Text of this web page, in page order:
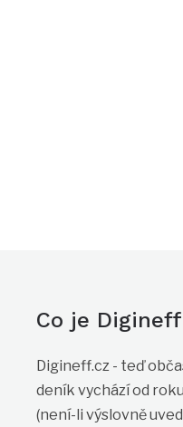
Co je Digineff
Digineff.cz - teď
deník vychází od
(není-li výslovně